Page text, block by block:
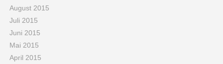
August 2015
Juli 2015
Juni 2015
Mai 2015
April 2015